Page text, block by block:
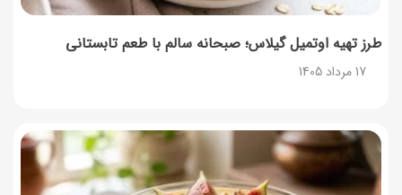
طرز تهیه اوتمیل گیلاس؛ صبحانه سالم با طعم تابستانی
17 مرداد 1405